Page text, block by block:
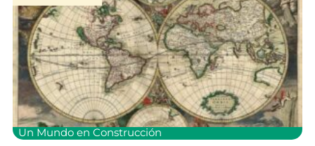
Un Mundo en Construcción